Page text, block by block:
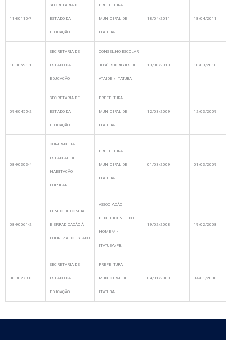
11-80110-7
SECRETARIA DE
ESTADO DA
EDUCAÇÃO
PREFEITURA
MUNICIPAL DE
ITATUBA
18/04/2011 18/04/2011
10-80691-1
SECRETARIA DE
ESTADO DA
EDUCAÇÃO
CONSELHO ESCOLAR
JOSÉ RODRIGUES DE
ATAIDE / ITATUBA
18/08/2010 18/08/2010
09-80455-2
SECRETARIA DE
ESTADO DA
EDUCAÇÃO
PREFEITURA
MUNICIPAL DE
ITATUBA
12/03/2009 12/03/2009
08-90303-4
COMPANHIA
ESTADUAL DE
HABITAÇÃO
POPULAR
PREFEITURA
MUNICIPAL DE
ITATUBA
01/03/2009 01/03/2009
08-90061-2
FUNDO DE COMBATE
E ERRADICAÇÃO À
POBREZA DO ESTADO
ASSOCIAÇÃO
BENEFICENTE DO
HOMEM -
ITATUBA/PB.
19/02/2008 19/02/2008
08-90279-8
SECRETARIA DE
ESTADO DA
EDUCAÇÃO
PREFEITURA
MUNICIPAL DE
ITATUBA
04/01/2008 04/01/2008